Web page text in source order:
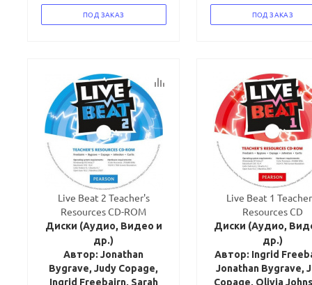
ПОД ЗАКАЗ ПОД ЗАКАЗ
Live Beat 2 Teacher's
Resources CD-ROM
Диски (Аудио, Видео и
др.)
Автор: Jonathan
Bygrave, Judy Copage,
Ingrid Freebairn, Sarah
Live Beat 1
Resources CD
Диски (Аудио,
др.)
Автор: Ingrid
Jonathan Bygrave,
Copage, Olivia